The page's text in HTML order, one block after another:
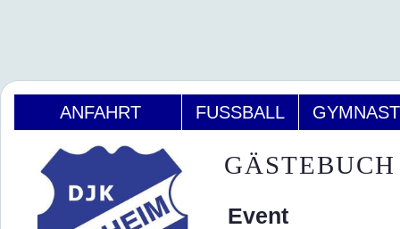
ANFAHRT FUSSBALL
GÄSTEBUCH
Event